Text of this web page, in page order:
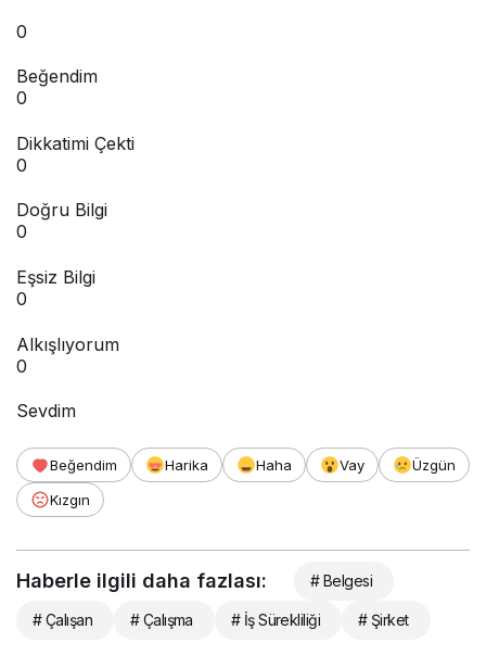
0
Beğendim
0
Dikkatimi Çekti
0
Doğru Bilgi
0
Eşsiz Bilgi
0
Alkışlıyorum
0
Sevdim
Beğendim Harika Haha Vay
Üzgün
Kızgın
Haberle ilgili daha fazlası: # Belgesi
# Çalışan # Çalışma # İş Sürekliliği # Şirket